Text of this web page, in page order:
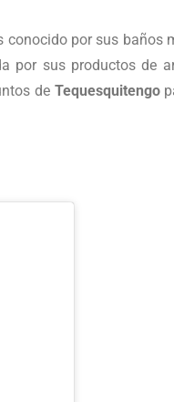
conocido por sus baños
por sus productos de
de Tequesquitengo